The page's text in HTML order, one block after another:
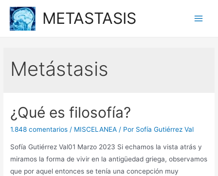
contenido
METASTASIS
Metástasis
¿Qué es filosofía?
1.848 comentarios / MISCELANEA / Por Sofía Gutiérrez Val
Sofía Gutiérrez Val01 Marzo 2023 Si echamos la vista atrás y
miramos la forma de vivir en la antigüedad griega, observamos
que por aquel entonces se tenía una concepción muy